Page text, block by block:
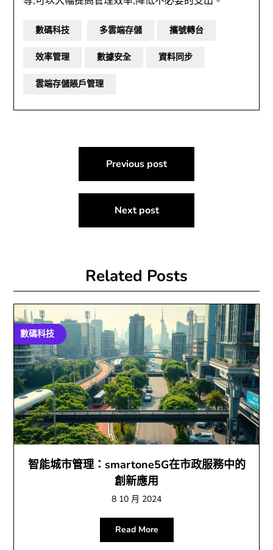
數碼科技 多雲端存儲 攜號轉台
效率管理 數據安全 資料同步
雲端存儲賬戶管理
Previous post
Next post
Related Posts
數碼科技
智能城市管理：smartone5G在市政服務中的
創新應用
8 10 月 2024
Read More